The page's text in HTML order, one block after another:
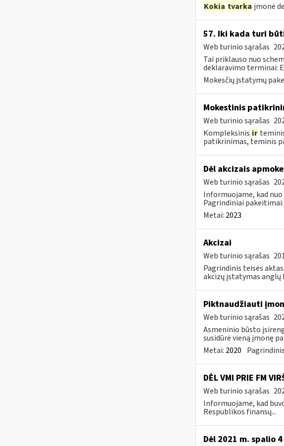
Kokia tvarka įmonė
57. Iki kada turi
Web turinio sąrašas
Tai priklauso nuo
deklaravimo terminai:
Mokesčių įstatymų
Mokestinis
Web turinio sąrašas
Kompleksinis ir
patikrinimas, teminis
Dėl akcizais
Web turinio sąrašas
Informuojame, kad
Pagrindiniai
Metai: 2023
Akcizai
Web turinio sąrašas
Pagrindinis teisės
akcizų įstatymas anglų
Piktnaudžiauti
Web turinio sąrašas
Asmeninio būsto
susidūrė vieną įmonę
Metai: 2020
DĖL VMI PRIE FM
Web turinio sąrašas
Informuojame, kad
Respublikos finansų...
Dėl 2021 m. spalio